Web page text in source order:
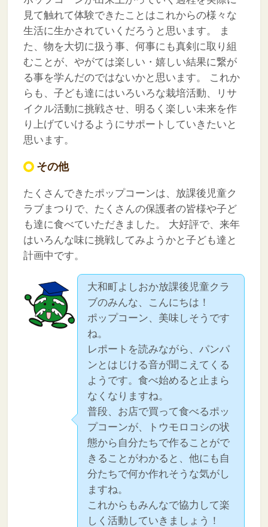
見て触れて体験できたことはこれからの様々な
生活に生かされていくだろうと思います。
ま
た、物を大切に扱う事、何事にも真剣に取り組
むことが、やがては楽しい・嬉しい結果に繋が
る事を学んだのではないかと思います。
これか
らも、子ども達にはいろいろな栽培活動、リサ
イクル活動に挑戦させ、明るく楽しい未来を作
り上げていけるようにサポートしていきたいと
思います。
その他
たくさんできたポップコーンは、放課後児童ク
ラブまつりで、たくさんの保護者の皆様や子ど
も達に食べていただきました。
大好評で、来年
はいろんな味に挑戦してみようかと子ども達と
計画中です。
大和町よしおか放課後児童クラ
ブのみんな、こんにちは！
ポップコーン、美味しそうです
ね。
レポートを読みながら、パンパ
ンとはじける音が聞こえてくる
ようです。食べ始めると止まら
なくなりますね。
普段、お店で買って食べるポッ
プコーンが、トウモロコシの状
態から自分たちで作ることがで
きることがわかると、他にも自
分たちで何か作れそうな気がし
ますね。
これからもみんなで協力して楽
しく活動していきましょう！